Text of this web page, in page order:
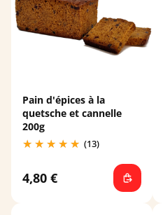
Pain d'épices à la
quetsche et cannelle
200g
(13)
4,80 €